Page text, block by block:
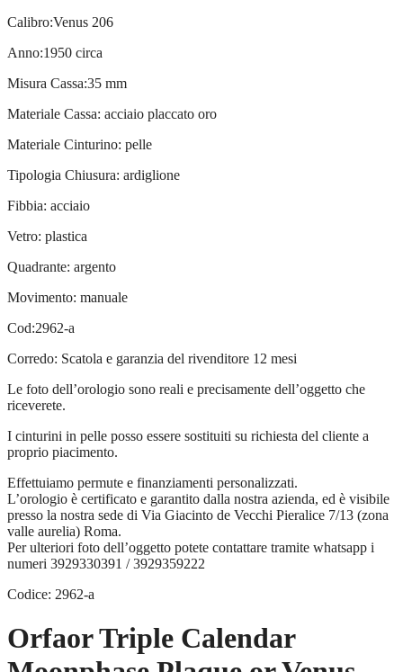
Calibro:Venus 206
Anno:1950 circa
Misura Cassa:35 mm
Materiale Cassa: acciaio placcato oro
Materiale Cinturino: pelle
Tipologia Chiusura: ardiglione
Fibbia: acciaio
Vetro: plastica
Quadrante: argento
Movimento: manuale
Cod:2962-a
Corredo: Scatola e garanzia del rivenditore 12 mesi
Le foto dell’orologio sono reali e precisamente dell’oggetto che
riceverete.
I cinturini in pelle posso essere sostituiti su richiesta del cliente a
proprio piacimento.
Effettuiamo permute e finanziamenti personalizzati.
L’orologio è certificato e garantito dalla nostra azienda, ed è visibile
presso la nostra sede di Via Giacinto de Vecchi Pieralice 7/13 (zona
valle aurelia) Roma.
Per ulteriori foto dell’oggetto potete contattare tramite whatsapp i
numeri 3929330391 / 3929359222
Codice: 2962-a
Orfaor Triple Calendar